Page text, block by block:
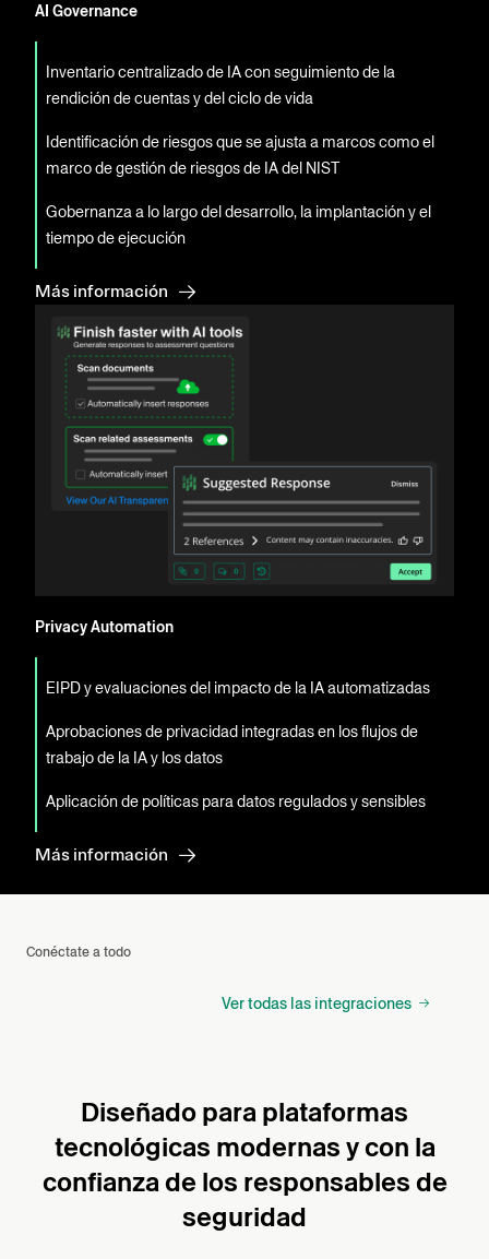
AI Governance
Inventario centralizado de IA con seguimiento de la
rendición de cuentas y del ciclo de vida
Identificación de riesgos que se ajusta a marcos como el
marco de gestión de riesgos de IA del NIST
Gobernanza a lo largo del desarrollo, la implantación y el
tiempo de ejecución
Más información
Privacy Automation
EIPD y evaluaciones del impacto de la IA automatizadas
Aprobaciones de privacidad integradas en los flujos de
trabajo de la IA y los datos
Aplicación de políticas para datos regulados y sensibles
Más información
Conéctate a todo
Ver todas las integraciones
Diseñado para plataformas
tecnológicas modernas y con la
confianza de los responsables de
seguridad